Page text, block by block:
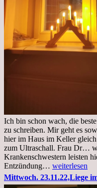
Ich bin schon wach, die
zu schreiben. Mir geht es
hier im Haus im Keller
zum Ultraschall. Frau Dr…
Krankenschwestern leisten
Entzündung… Freitag,
25.11.2022
Kleines
weiterlesen
Mittwoch. 23.11.22,Liege